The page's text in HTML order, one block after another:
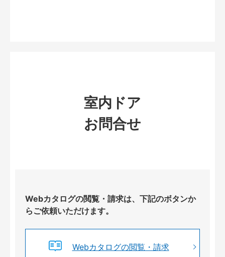
室内ドア
お問合せ
Webカタログの閲覧・請求は、下記のボタンか
らご依頼いただけます。
Webカタログの閲覧・請求